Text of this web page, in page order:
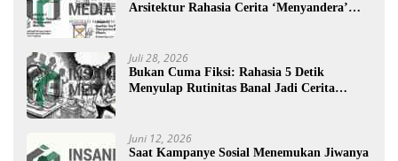
Arsitektur Rahasia Cerita ‘Menyandera’
Juli 28, 2026
Bukan Cuma Fiksi: Rahasia 5 Detik
Menyulap Rutinitas Banal Jadi Cerita
Juni 12, 2026
Saat Kampanye Sosial Menemukan Jiwanya